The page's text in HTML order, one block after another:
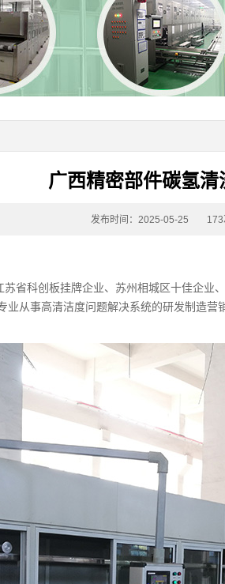
广西精密部件碳氢清
发布时间：2025-05-25
省科创板挂牌企业、苏州相城区十佳企业
业从事高清洁度问题解决系统的研发制造营